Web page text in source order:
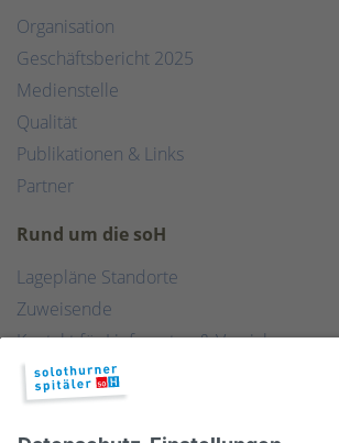
Organisation
Geschäftsbericht 2025
Medienstelle
Qualität
Publikationen & Links
Partner
Rund um die soH
Lagepläne Standorte
Zuweisende
Kontakt für Lieferanten & Versicherungen
Zentralwäscherei
HEBSORG
Spital Club